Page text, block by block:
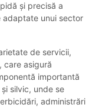
și precisă a
adaptate unui sector
de servicii,
care asigură
importantă
silvic, unde se
administrări